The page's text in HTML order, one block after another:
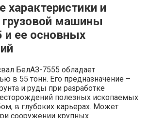
характеристики и
грузовой машины
и ее основных
БелАЗ-7555 обладает
в 55 тонн. Его предназначение –
и руды при разработке
полезных ископаемых
в глубоких карьерах. Может
сооружении крупных